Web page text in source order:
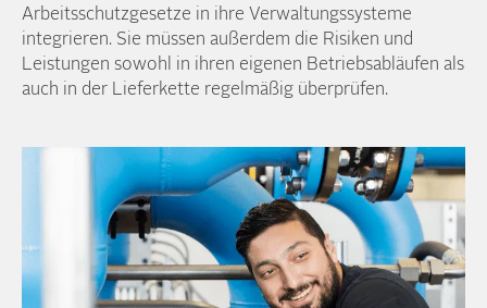
Arbeitsschutzgesetze in ihre Verwaltungssysteme
integrieren. Sie müssen außerdem die Risiken und
Leistungen sowohl in ihren eigenen Betriebsabläufen als
auch in der Lieferkette regelmäßig überprüfen.